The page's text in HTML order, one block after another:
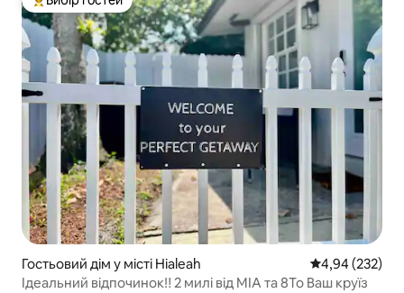
Топ вибір гостей
Гостьовий дім у місті Hialeah Середня
4,94 (232)
Ідеальний відпочинок‼️ 2 милі від MIA та 8To Ваш круїз